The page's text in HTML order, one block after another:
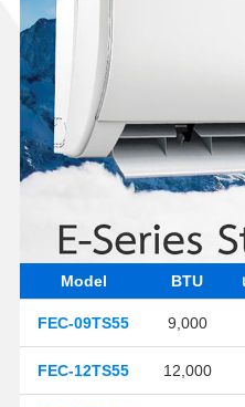
Model BTU
FEC-09TS55 9,000
FEC-12TS55 12,000